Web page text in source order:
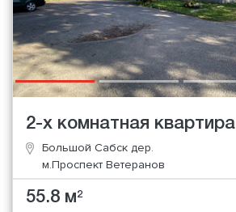
2-х комнатная квартира
Большой Сабск дер.
м.Проспект Ветеранов
55.8 м2